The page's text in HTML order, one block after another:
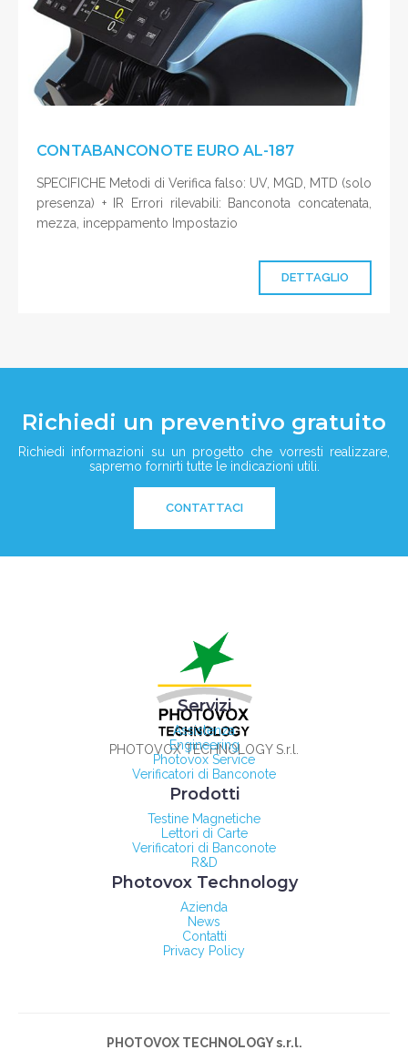
CONTABANCONOTE EURO AL-187
SPECIFICHE Metodi di Verifica falso: UV, MGD, MTD (solo
presenza) + IR Errori rilevabili: Banconota concatenata,
mezza, inceppamento Impostazio
DETTAGLIO
Richiedi un preventivo gratuito
Richiedi informazioni su un progetto che vorresti realizzare,
sapremo fornirti tutte le indicazioni utili.
CONTATTACI
PHOTOVOX TECHNOLOGY S.r.l.
Servizi
Assistenza
Engineering
Photovox Service
Verificatori di Banconote
Prodotti
Testine Magnetiche
Lettori di Carte
Verificatori di Banconote
R&D
Photovox Technology
Azienda
News
Contatti
Privacy Policy
PHOTOVOX TECHNOLOGY s.r.l.